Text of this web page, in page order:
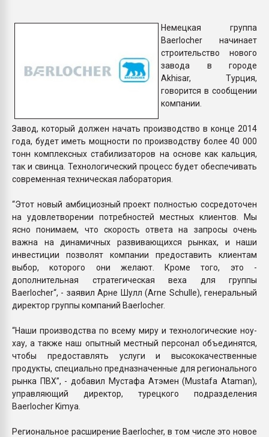
Немецкая группа
Baerlocher начинает
строительство нового
завода в городе
Akhisar, Турция,
говорится в сообщении
компании.
Завод, который должен начать производство в конце 2014
года, будет иметь мощности по производству более 40 000
тонн комплексных стабилизаторов на основе как кальция,
так и свинца. Технологический процесс будет обеспечивать
современная техническая лаборатория.
“Этот новый амбициозный проект полностью сосредоточен
на удовлетворении потребностей местных клиентов. Мы
ясно понимаем, что скорость ответа на запросы очень
важна на динамичных развивающихся рынках, и наши
инвестиции позволят компании предоставить клиентам
выбор, которого они желают. Кроме того, это -
дополнительная стратегическая веха для группы
Baerlocher“, - заявил Арне Шулл (Arne Schulle), генеральный
директор группы компаний Baerlocher.
“Наши производства по всему миру и технологические ноу-
хау, а также наш опытный местный персонал объединятся,
чтобы предоставлять услуги и высококачественные
продукты, специально предназначенные для регионального
рынка ПВХ”, - добавил Мустафа Атэмен (Mustafa Ataman),
управляющий директор, турецкого подразделения
Baerlocher Kimya.
Региональное расширение Baerlocher, в том числе это новое